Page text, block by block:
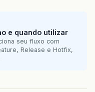
e quando utilizar
seu fluxo com
Release e Hotfix,